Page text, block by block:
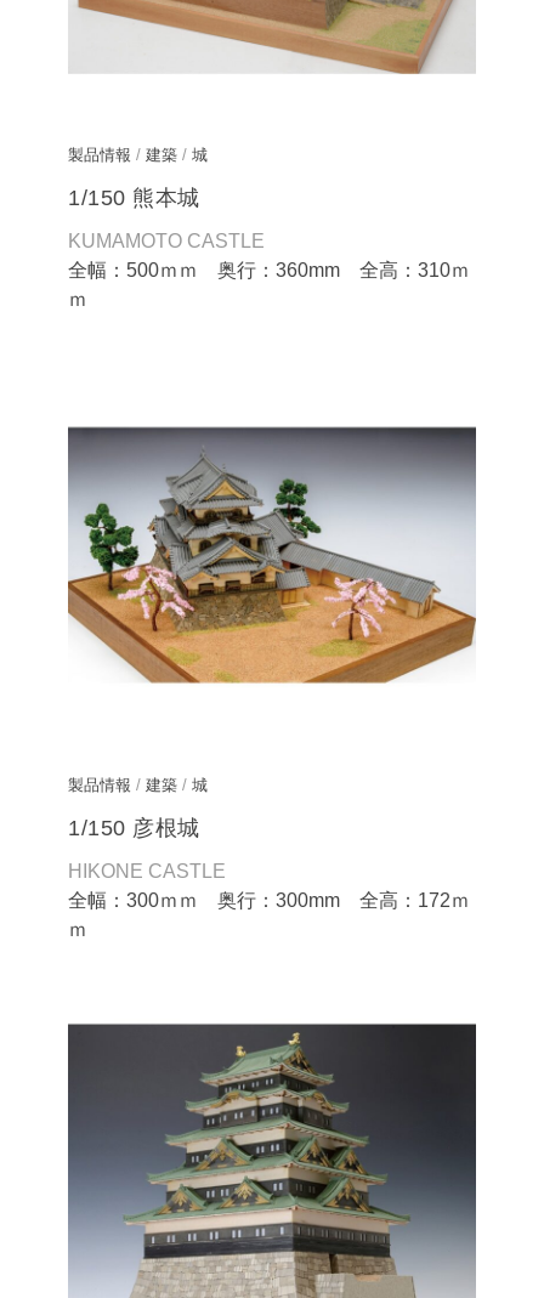
製品情報 / 建築 / 城
1/150 熊本城
KUMAMOTO CASTLE
全幅：500ｍｍ 奥行：360mm 全高：310ｍ
ｍ
製品情報 / 建築 / 城
1/150 彦根城
HIKONE CASTLE
全幅：300ｍｍ 奥行：300mm 全高：172ｍ
ｍ